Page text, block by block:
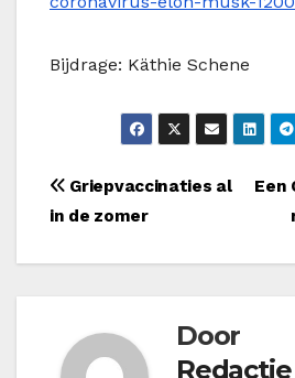
Bijdrage: Käthie Schene
Bericht
Een
Griepvaccinaties al
in de zomer
Door
Redactie